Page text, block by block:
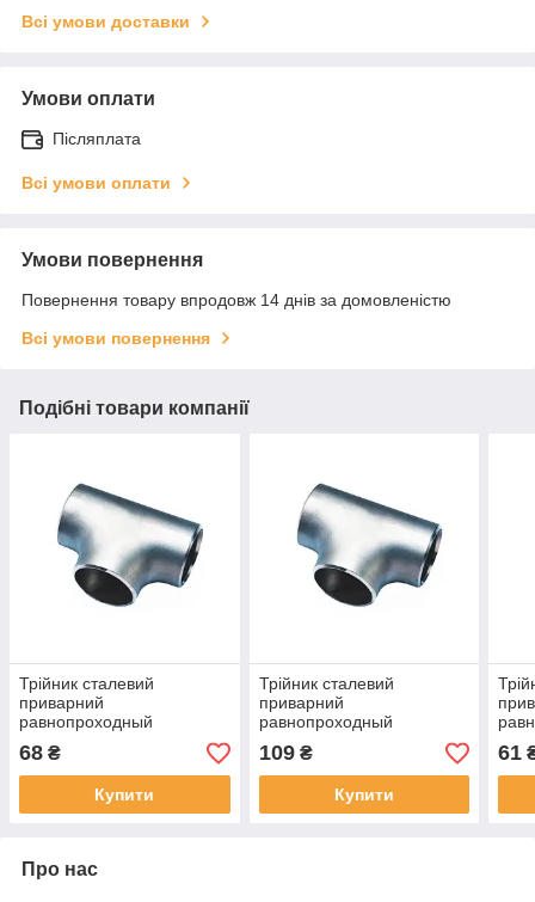
Всі умови доставки
Умови оплати
Післяплата
Всі умови оплати
Умови повернення
Повернення товару впродовж 14 днів за домовленістю
Всі умови повернення
Подібні товари компанії
Трійник сталевий
приварний
равнопроходный
оцинкований 21,3х2
68 ₴
Купити
Трійник сталевий
приварний
равнопроходный
оцинкований 33,7х2
109₴
Купити
61
Про нас